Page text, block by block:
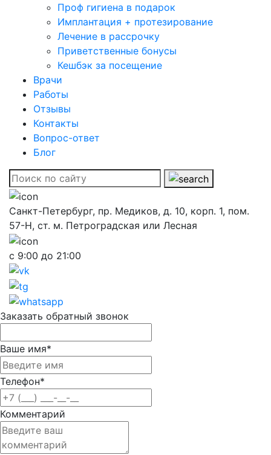
Проф гигиена в подарок
Имплантация + протезирование
Лечение в рассрочку
Приветственные бонусы
Кешбэк за посещение
Врачи
Работы
Отзывы
Контакты
Вопрос-ответ
Блог
Санкт-Петербург, пр. Медиков, д. 10, корп. 1, пом.
57-Н, ст. м. Петроградская или Лесная
с 9:00 до 21:00
Заказать обратный звонок
Ваше имя*
Телефон*
Комментарий